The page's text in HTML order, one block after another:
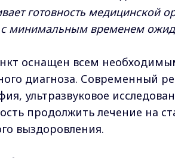
готовность медицинской
минимальным временем
оснащен всем
диагноза. Современный
ультразвуковое
продолжить лечение на
выздоровления.